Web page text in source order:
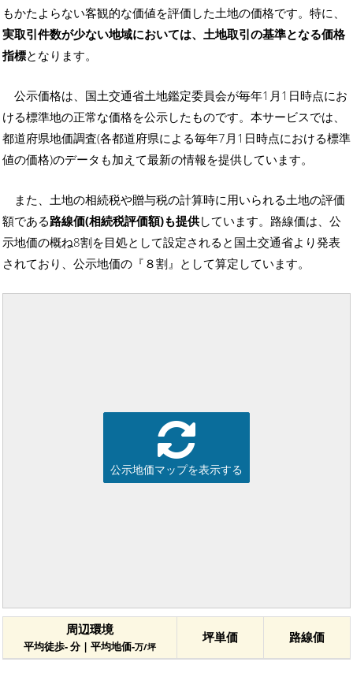
もかたよらない客観的な価値を評価した土地の価格です。特に、
実取引件数が少ない地域においては、土地取引の基準となる価格
指標となります。
公示価格は、国土交通省土地鑑定委員会が毎年1月1日時点にお
ける標準地の正常な価格を公示したものです。本サービスでは、
都道府県地価調査(各都道府県による毎年7月1日時点における標準
値の価格)のデータも加えて最新の情報を提供しています。
また、土地の相続税や贈与税の計算時に用いられる土地の評価
額である路線価(相続税評価額)も提供しています。路線価は、公
示地価の概ね8割を目処として設定されると国土交通省より発表
されており、公示地価の『８割』として算定しています。
公示地価マップを表示する
周辺環境
平均徒歩- 分 | 平均地価-万/坪
坪単価 路線価